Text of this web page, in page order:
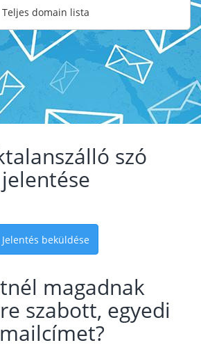
Teljes domain lista
szó
jelentése
Jelentés beküldése
magadnak
szabott, egyedi